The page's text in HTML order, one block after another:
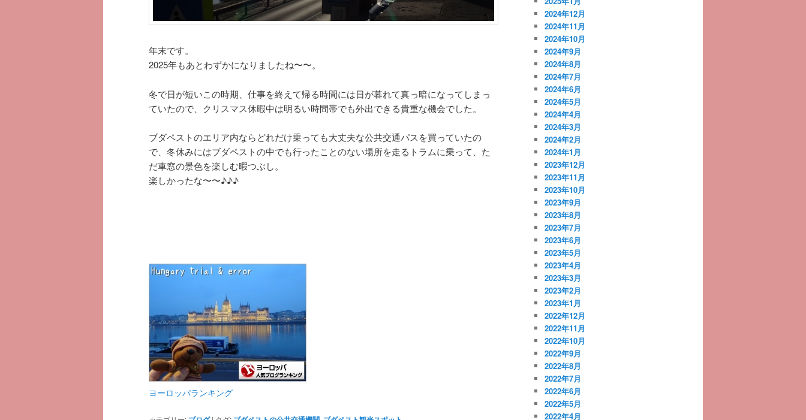
年末です。
2025年もあとわずかになりましたね〜〜。
冬で日が短いこの時期、仕事を終えて帰る時間には日が暮れて真っ暗になってしまっ
ていたので、クリスマス休暇中は明るい時間帯でも外出できる貴重な機会でした。
ブダペストのエリア内ならどれだけ乗っても大丈夫な公共交通パスを買っていたの
で、冬休みにはブダペストの中でも行ったことのない場所を走るトラムに乗って、た
だ車窓の景色を楽しむ暇つぶし。
楽しかったな〜〜♪♪♪
ヨーロッパランキング
2024年12月
2024年11月
2024年10月
2024年9月
2024年8月
2024年7月
2024年6月
2024年5月
2024年4月
2024年3月
2024年2月
2024年1月
2023年12月
2023年11月
2023年10月
2023年9月
2023年8月
2023年7月
2023年6月
2023年5月
2023年4月
2023年3月
2023年2月
2023年1月
2022年12月
2022年11月
2022年10月
2022年9月
2022年8月
2022年7月
2022年6月
2022年5月
2022年4月